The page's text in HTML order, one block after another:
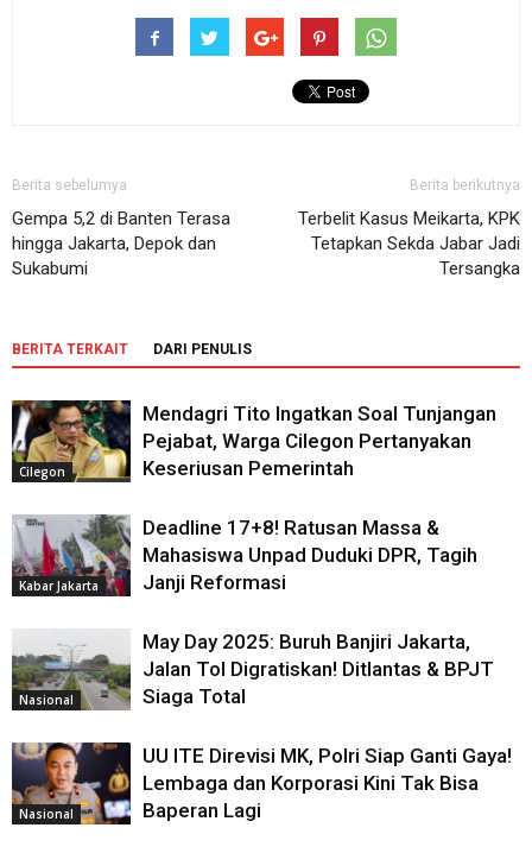
Berita sebelumya
Gempa 5,2 di Banten Terasa
hingga Jakarta, Depok dan
Sukabumi
Berita berikutnya
Terbelit Kasus Meikarta, KPK
Tetapkan Sekda Jabar Jadi
Tersangka
BERITA TERKAIT DARI PENULIS
Cilegon
Mendagri Tito Ingatkan Soal Tunjangan
Pejabat, Warga Cilegon Pertanyakan
Keseriusan Pemerintah
Kabar Jakarta
Deadline 17+8! Ratusan Massa &
Mahasiswa Unpad Duduki DPR, Tagih
Janji Reformasi
Nasional
May Day 2025: Buruh Banjiri Jakarta,
Jalan Tol Digratiskan! Ditlantas & BPJT
Siaga Total
Nasional
UU ITE Direvisi MK, Polri Siap Ganti Gaya!
Lembaga dan Korporasi Kini Tak Bisa
Baperan Lagi